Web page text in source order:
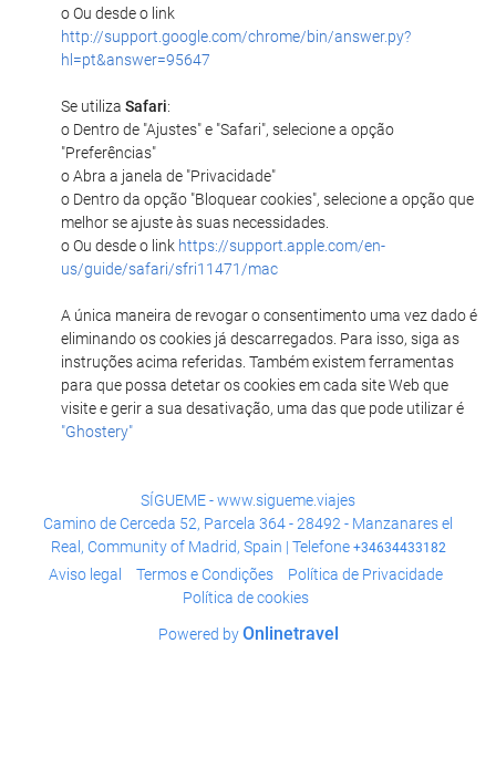
o Ou desde o link
http://support.google.com/chrome/bin/answer.py?
hl=pt&answer=95647
Se utiliza Safari:
o Dentro de "Ajustes" e "Safari", selecione a opção
"Preferências"
o Abra a janela de "Privacidade"
o Dentro da opção "Bloquear cookies", selecione a opção que
melhor se ajuste às suas necessidades.
o Ou desde o link https://support.apple.com/en-
us/guide/safari/sfri11471/mac
A única maneira de revogar o consentimento uma vez dado é
eliminando os cookies já descarregados. Para isso, siga as
instruções acima referidas. Também existem ferramentas
para que possa detetar os cookies em cada site Web que
visite e gerir a sua desativação, uma das que pode utilizar é
"Ghostery"
SÍGUEME - www.sigueme.viajes
Camino de Cerceda 52, Parcela 364 - 28492 - Manzanares el
Real, Community of Madrid, Spain | Telefone +34634433182
Aviso legal Termos e Condições
Política de Privacidade
Política de cookies
Powered byOnlinetravel